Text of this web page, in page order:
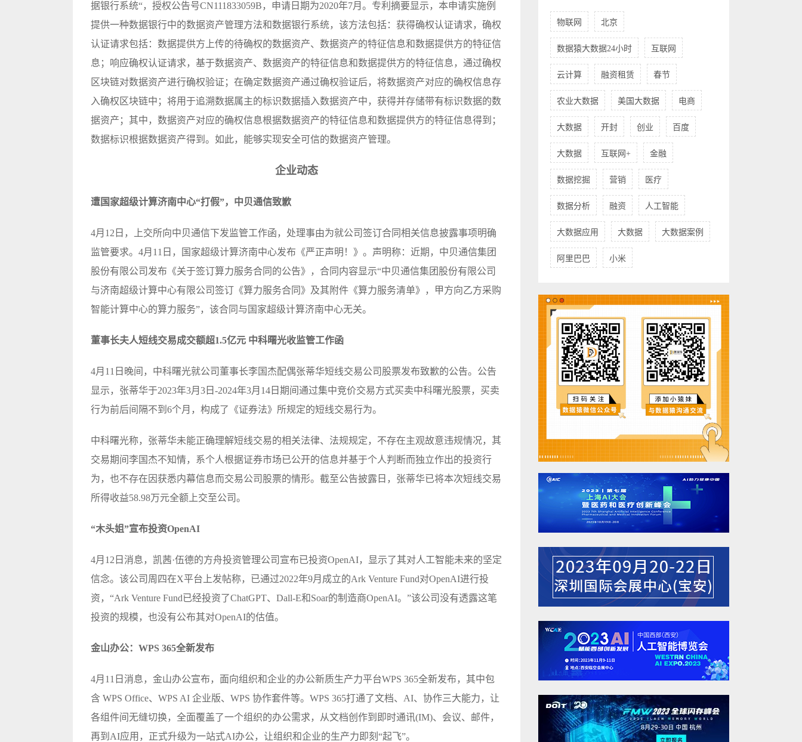
据银行系统“，授权公告号CN111833059B，申请日期为2020年7月。专利摘要显示，本申请实施例
提供一种数据银行中的数据资产管理方法和数据银行系统，该方法包括：获得确权认证请求，确权
认证请求包括：数据提供方上传的待确权的数据资产、数据资产的特征信息和数据提供方的特征信
息；响应确权认证请求，基于数据资产、数据资产的特征信息和数据提供方的特征信息，通过确权
区块链对数据资产进行确权验证；在确定数据资产通过确权验证后，将数据资产对应的确权信息存
入确权区块链中；将用于追溯数据属主的标识数据插入数据资产中，获得并存储带有标识数据的数
据资产；其中，数据资产对应的确权信息根据数据资产的特征信息和数据提供方的特征信息得到；
数据标识根据数据资产得到。如此，能够实现安全可信的数据资产管理。
企业动态
遭国家超级计算济南中心“打假”，中贝通信致歉
4月12日，上交所向中贝通信下发监管工作函，处理事由为就公司签订合同相关信息披露事项明确
监管要求。4月11日，国家超级计算济南中心发布《严正声明！》。声明称：近期，中贝通信集团
股份有限公司发布《关于签订算力服务合同的公告》，合同内容显示“中贝通信集团股份有限公司
与济南超级计算中心有限公司签订《算力服务合同》及其附件《算力服务清单》，甲方向乙方采购
智能计算中心的算力服务”，该合同与国家超级计算济南中心无关。
董事长夫人短线交易成交额超1.5亿元 中科曙光收监管工作函
4月11日晚间，中科曙光就公司董事长李国杰配偶张蒂华短线交易公司股票发布致歉的公告。公告
显示，张蒂华于2023年3月3日-2024年3月14日期间通过集中竞价交易方式买卖中科曙光股票，买卖
行为前后间隔不到6个月，构成了《证券法》所规定的短线交易行为。
中科曙光称，张蒂华未能正确理解短线交易的相关法律、法规规定，不存在主观故意违规情况，其
交易期间李国杰不知情，系个人根据证券市场已公开的信息并基于个人判断而独立作出的投资行
为，也不存在因获悉内幕信息而交易公司股票的情形。截至公告披露日，张蒂华已将本次短线交易
所得收益58.98万元全额上交至公司。
“木头姐”宣布投资OpenAI
4月12日消息，凯茜·伍德的方舟投资管理公司宣布已投资OpenAI，显示了其对人工智能未来的坚定
信念。该公司周四在X平台上发帖称，已通过2022年9月成立的Ark Venture Fund对OpenAI进行投
资，“Ark Venture Fund已经投资了ChatGPT、Dall-E和Soar的制造商OpenAI。”该公司没有透露这笔
投资的规模，也没有公布其对OpenAI的估值。
金山办公：WPS 365全新发布
4月11日消息，金山办公宣布，面向组织和企业的办公新质生产力平台WPS 365全新发布，其中包
含 WPS Office、WPS AI 企业版、WPS 协作套件等。WPS 365打通了文档、AI、协作三大能力，让
各组件间无缝切换，全面覆盖了一个组织的办公需求，从文档创作到即时通讯(IM)、会议、邮件，
再到AI应用，正式升级为一站式AI办公，让组织和企业的生产力即刻“起飞”。
物联网 北京
数据猿大数据24小时 互联网
云计算 融资租赁 春节
农业大数据 美国大数据 电商
大数据 开封 创业 百度
大数据 互联网+ 金融
数据挖掘 营销 医疗
数据分析 融资 人工智能
大数据应用 大数据 大数据案例
阿里巴巴 小米